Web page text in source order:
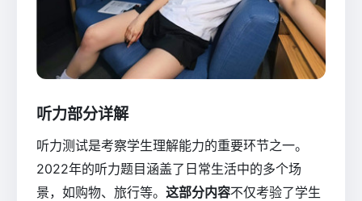
听力部分详解
听力测试是考察学生理解能力的重要环节之一。
2022年的听力题目涵盖了日常生活中的多个场
景，如购物、旅行等。 这部分内容不仅考验了学生